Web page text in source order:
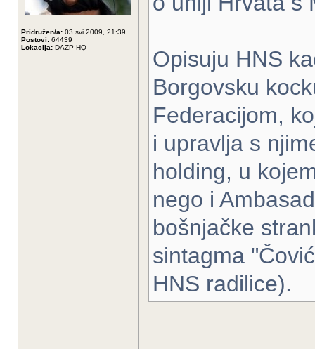
Pridružen/a: 03 svi 2009, 21:39
Postovi: 64439
Lokacija: DAZP HQ
Opisuju HNS
Borgovsku
Federacijom,
i upravlja s
holding, u
nego i
bošnjačke
sintagma
HNS radilice).